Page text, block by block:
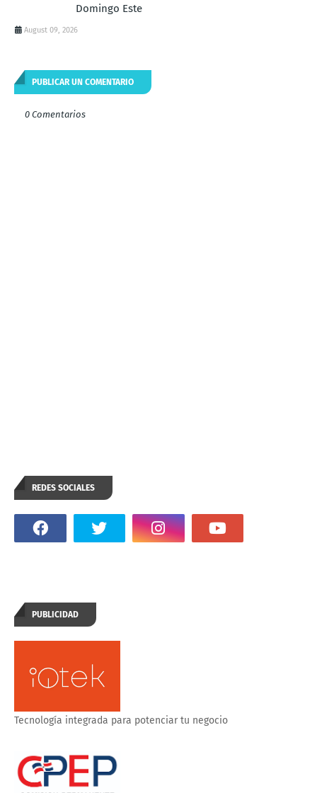
Domingo Este
August 09, 2026
PUBLICAR UN COMENTARIO
0 Comentarios
REDES SOCIALES
PUBLICIDAD
Tecnología integrada para potenciar tu negocio